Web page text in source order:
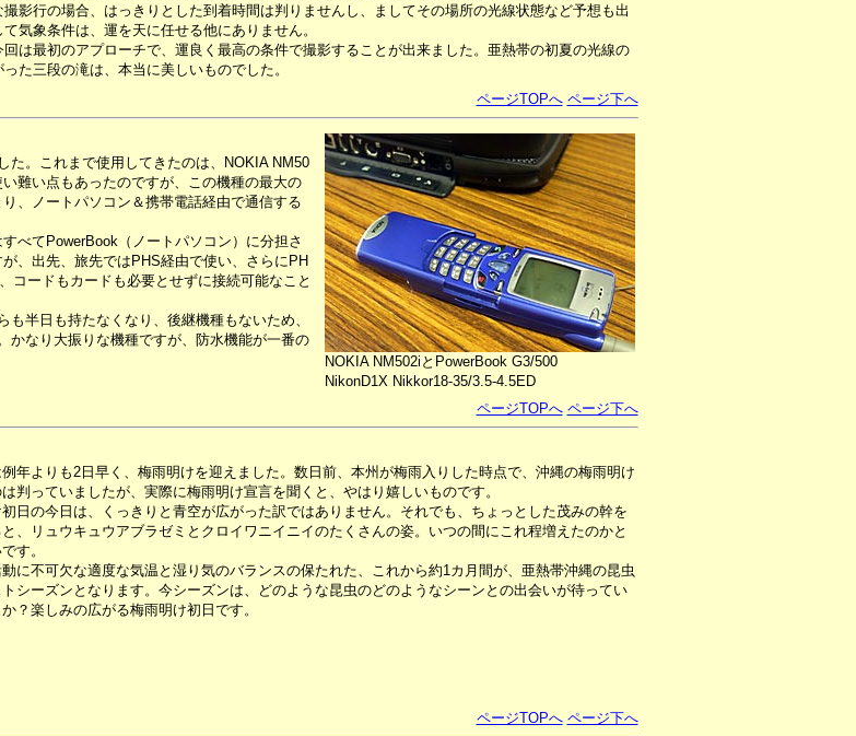
撮影行の場合、はっきりとした到着時間は判りませんし、ましてその場所の光線状態など予想も出
気象条件は、運を天に任せる他にありません。
は最初のアプローチで、運良く最高の条件で撮影することが出来ました。亜熱帯の初夏の光線の
た三段の滝は、本当に美しいものでした。
ページTOPへ ページ下へ
た。これまで使用してきたのは、NOKIA NM50
難い点もあったのですが、この機種の最大の
、ノートパソコン＆携帯電話経由で通信する
べてPowerBook（ノートパソコン）に分担さ
、出先、旅先ではPHS経由で使い、さらにPH
コードもカードも必要とせずに接続可能なこと
半日も持たなくなり、後継機種もないため、
かなり大振りな機種ですが、防水機能が一番の
NOKIA NM502iとPowerBook G3/500
NikonD1X Nikkor18-35/3.5-4.5ED
ページTOPへ ページ下へ
年よりも2日早く、梅雨明けを迎えました。数日前、本州が梅雨入りした時点で、沖縄の梅雨明け
判っていましたが、実際に梅雨明け宣言を聞くと、やはり嬉しいものです。
日の今日は、くっきりと青空が広がった訳ではありません。それでも、ちょっとした茂みの幹を
、リュウキュウアブラゼミとクロイワニイニイのたくさんの姿。いつの間にこれ程増えたのかと
す。
に不可欠な適度な気温と湿り気のバランスの保たれた、これから約1カ月間が、亜熱帯沖縄の昆虫
シーズンとなります。今シーズンは、どのような昆虫のどのようなシーンとの出会いが待ってい
？楽しみの広がる梅雨明け初日です。
ページTOPへ ページ下へ